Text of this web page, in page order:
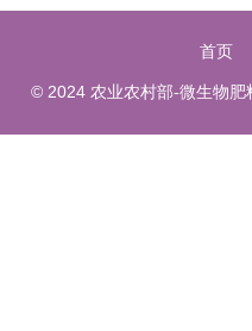
首页
© 2024 农业农村部-微生物